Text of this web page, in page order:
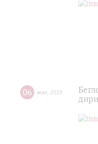
06 мая 2019